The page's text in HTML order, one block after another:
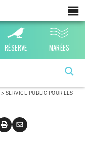
RÉSERVE MARÉES
> SERVICE PUBLIC POUR LES